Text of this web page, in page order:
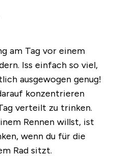
am Tag vor einem
Iss einfach so viel,
ausgewogen genug!
konzentrieren
verteilt zu trinken.
Rennen willst, ist
wenn du für die
Rad sitzt.